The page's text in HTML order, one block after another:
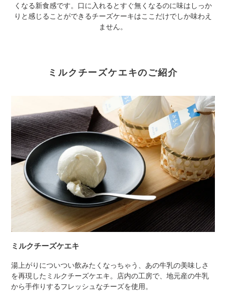
くなる新食感です。口に入れるとすぐ無くなるのに味はしっか
りと感じることができるチーズケーキはここだけでしか味わえ
ません。
ミルクチーズケエキのご紹介
ミルクチーズケエキ
湯上がりについつい飲みたくなっちゃう、あの牛乳の美味しさ
を再現したミルクチーズケエキ。店内の工房で、地元産の牛乳
から手作りするフレッシュなチーズを使用。